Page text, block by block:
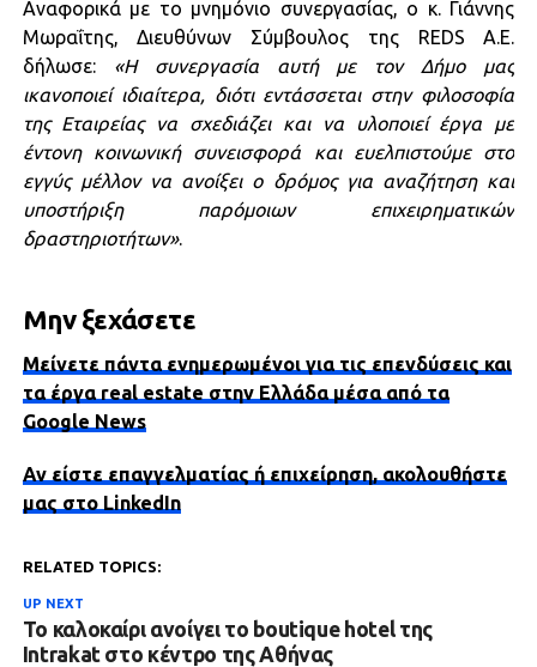
Αναφορικά με το μνημόνιο συνεργασίας, ο κ. Γιάννης
Μωραΐτης, Διευθύνων Σύμβουλος της REDS Α.Ε.
δήλωσε: «Η συνεργασία αυτή με τον Δήμο μας
ικανοποιεί ιδιαίτερα, διότι εντάσσεται στην φιλοσοφία
της Εταιρείας να σχεδιάζει και να υλοποιεί έργα με
έντονη κοινωνική συνεισφορά και ευελπιστούμε στο
εγγύς μέλλον να ανοίξει ο δρόμος για αναζήτηση και
υποστήριξη παρόμοιων επιχειρηματικών
δραστηριοτήτων».
Μην ξεχάσετε
Μείνετε πάντα ενημερωμένοι για τις επενδύσεις και
τα έργα real estate στην Ελλάδα μέσα από τα
Google News
Αν είστε επαγγελματίας ή επιχείρηση, ακολουθήστε
μας στο LinkedIn
RELATED TOPICS:
UP NEXT
Το καλοκαίρι ανοίγει το boutique hotel της
Intrakat στο κέντρο της Αθήνας